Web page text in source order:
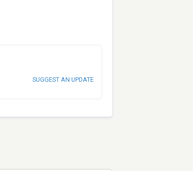
SUGGEST AN UPDATE